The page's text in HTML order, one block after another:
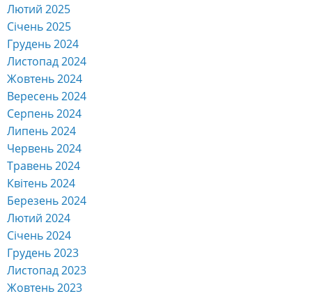
Лютий 2025
Січень 2025
Грудень 2024
Листопад 2024
Жовтень 2024
Вересень 2024
Серпень 2024
Липень 2024
Червень 2024
Травень 2024
Квітень 2024
Березень 2024
Лютий 2024
Січень 2024
Грудень 2023
Листопад 2023
Жовтень 2023